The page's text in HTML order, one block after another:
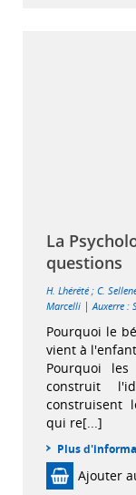
La
questions
H. Lhérété ; C.
Marcelli |Auxerre :
Pourquoi le
vient à
Pourquoi
construit
construisent
qui re[...]
Plus
Ajouter